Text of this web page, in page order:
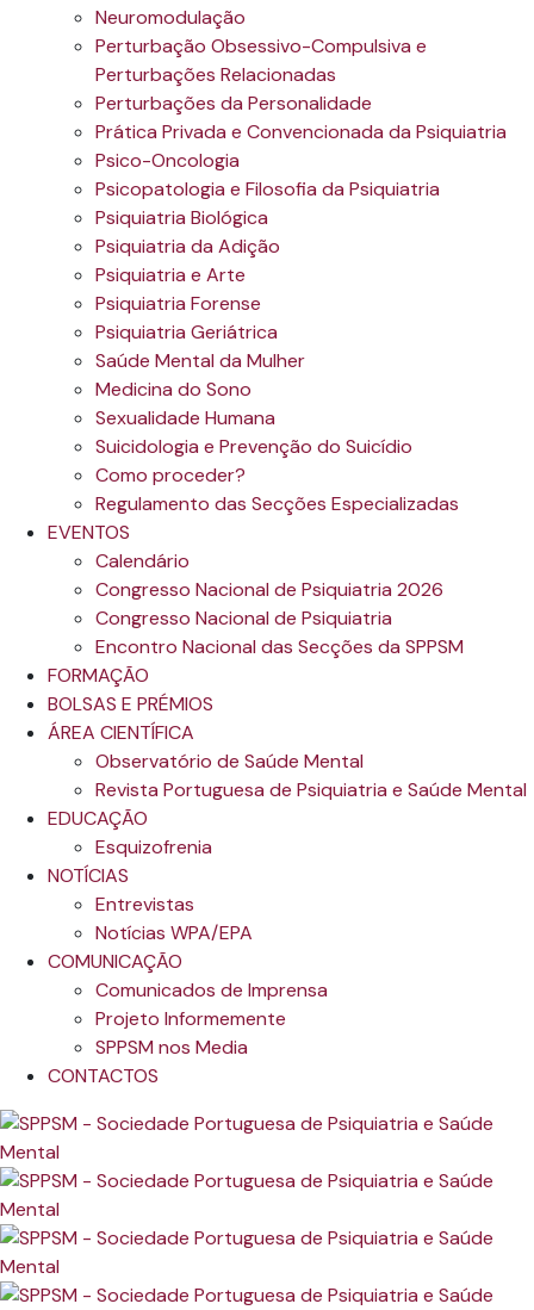
Neuromodulação
Perturbação Obsessivo-Compulsiva e
Perturbações Relacionadas
Perturbações da Personalidade
Prática Privada e Convencionada da Psiquiatria
Psico-Oncologia
Psicopatologia e Filosofia da Psiquiatria
Psiquiatria Biológica
Psiquiatria da Adição
Psiquiatria e Arte
Psiquiatria Forense
Psiquiatria Geriátrica
Saúde Mental da Mulher
Medicina do Sono
Sexualidade Humana
Suicidologia e Prevenção do Suicídio
Como proceder?
Regulamento das Secções Especializadas
EVENTOS
Calendário
Congresso Nacional de Psiquiatria 2026
Congresso Nacional de Psiquiatria
Encontro Nacional das Secções da SPPSM
FORMAÇÃO
BOLSAS E PRÉMIOS
ÁREA CIENTÍFICA
Observatório de Saúde Mental
Revista Portuguesa de Psiquiatria e Saúde Mental
EDUCAÇÃO
Esquizofrenia
NOTÍCIAS
Entrevistas
Notícias WPA/EPA
COMUNICAÇÃO
Comunicados de Imprensa
Projeto Informemente
SPPSM nos Media
CONTACTOS